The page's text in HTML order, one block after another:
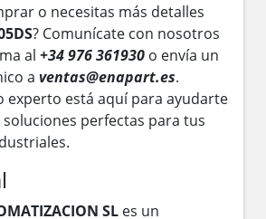
o necesitas más detalles
? Comunícate con nosotros
al +34 976 361930 o envía un
a ventas@enapart.es.
experto está aquí para ayudarte
perfectas para tus
SL es un